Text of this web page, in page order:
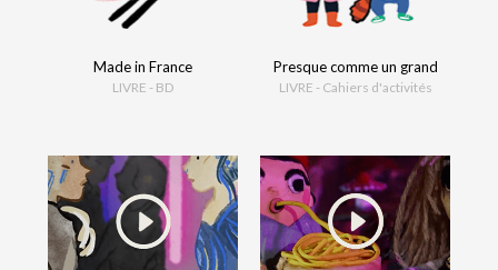
Made in France
LIVRE - BD
Presque comme un grand
LIVRE - Cahiers d'activités